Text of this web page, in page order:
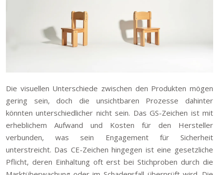
Die visuellen Unterschiede zwischen den Produkten mögen
gering sein, doch die unsichtbaren Prozesse dahinter
könnten unterschiedlicher nicht sein. Das GS-Zeichen ist mit
erheblichem Aufwand und Kosten für den Hersteller
verbunden, was sein Engagement für Sicherheit
unterstreicht. Das CE-Zeichen hingegen ist eine gesetzliche
Pflicht, deren Einhaltung oft erst bei Stichproben durch die